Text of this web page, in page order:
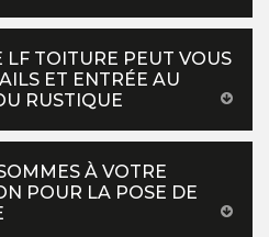
LF TOITURE PEUT VOUS
ET ENTRÉE AU
RUSTIQUE
À VOTRE
POUR LA POSE DE